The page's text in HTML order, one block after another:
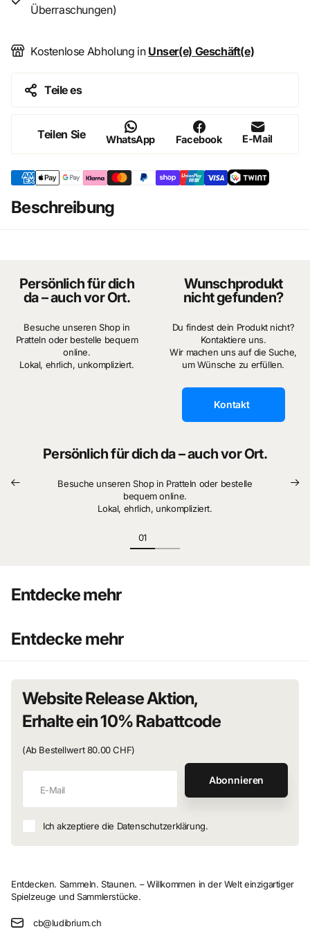
einfache Regeln, verbindet Generationen, schafft
Für 2- 5 Spieler, ab 8 Jahren.
Überraschungen)
Kostenlose Abholung in Unser(e) Geschäft(e)
Teile es
Teilen Sie WhatsApp Facebook E-Mail
Beschreibung
Persönlich für dich
da – auch vor Ort.
Besuche unseren Shop in
Pratteln oder bestelle bequem
online.
Lokal, ehrlich, unkompliziert.
Wunschprodukt
nicht gefunden?
Du findest dein Produkt nicht?
Kontaktiere uns.
Wir machen uns auf die Suche,
um Wünsche zu erfüllen.
Kontakt
Persönlich für dich da – auch vor Ort.
Besuche unseren Shop in Pratteln oder bestelle
bequem online.
Lokal, ehrlich, unkompliziert.
Entdecke mehr
Entdecke mehr
Website Release Aktion,
Erhalte ein 10% Rabattcode
(Ab Bestellwert 80.00 CHF)
Abonnieren
Ich akzeptiere die Datenschutzerklärung.
Entdecken. Sammeln. Staunen. – Willkommen in der Welt einzigartiger
Spielzeuge und Sammlerstücke.
cb@ludibrium.ch